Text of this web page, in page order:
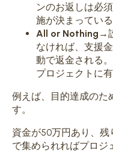
ンのお返しは必
施が決まってい
All or Nothing →
なければ、支援
動で返金される
プロジェクトに有
例えば、目的達成のた
す。
資金が50万円あり、
で集められればプロジ